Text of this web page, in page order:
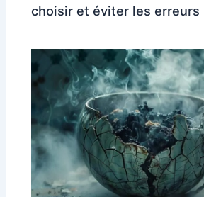
choisir et éviter les erreurs